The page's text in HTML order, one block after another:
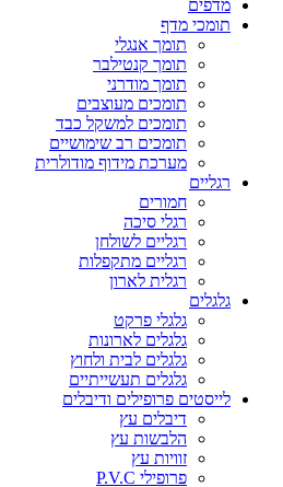
מדפים
תומכי מדף
תומך אנגלי
תומך קנטילבר
תומך מודרני
תומכים מעוצבים
תומכים למשקל כבד
תומכים רב שימושיים
מערכת מידוף מודולרית
רגליים
חמורים
רגלי סיכה
רגליים לשולחן
רגליים מתקפלות
רגלית לארון
גלגלים
גלגלי פרקט
גלגלים לארונות
גלגלים לבית ולחוץ
גלגלים תעשייתיים
לייסטים פרופילים ודיבלים
דיבלים עץ
הלבשות עץ
זוויות עץ
פרופילי P.V.C